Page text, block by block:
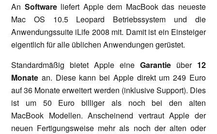
An Softwareliefert Apple dem MacBook das neueste
Mac OS 10.5 Leopard Betriebssystem und die
Anwendungssuite iLife 2008 mit. Damit ist ein Einsteiger
eigentlich für alle üblichen Anwendungen gerüstet.
Standardmäßig bietet Apple eine Garantie über 12
Monate an. Diese kann bei Apple direkt um 249 Euro
auf 36 Monate erweitert werden (inklusive Support). Dies
ist um 50 Euro billiger als noch bei den alten
MacBook Modellen. Anscheinend vertraut Apple der
neuen Fertigungsweise mehr als noch der alten oder